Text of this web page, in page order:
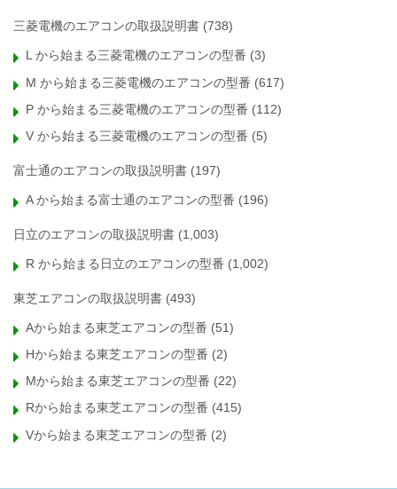
三菱電機のエアコンの取扱説明書 (738)
L から始まる三菱電機のエアコンの型番 (3)
M から始まる三菱電機のエアコンの型番 (617)
P から始まる三菱電機のエアコンの型番 (112)
V から始まる三菱電機のエアコンの型番 (5)
富士通のエアコンの取扱説明書 (197)
A から始まる富士通のエアコンの型番 (196)
日立のエアコンの取扱説明書 (1,003)
R から始まる日立のエアコンの型番 (1,002)
東芝エアコンの取扱説明書 (493)
Aから始まる東芝エアコンの型番 (51)
Hから始まる東芝エアコンの型番 (2)
Mから始まる東芝エアコンの型番 (22)
Rから始まる東芝エアコンの型番 (415)
Vから始まる東芝エアコンの型番 (2)